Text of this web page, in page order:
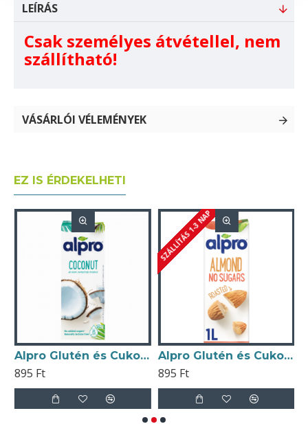
LEÍRÁS
Csak személyes átvétellel, nem
szállítható!
VÁSÁRLÓI VÉLEMÉNYEK
EZ IS ÉRDEKELHETI
Alpro Glutén és Cukormentes Kókuszital Rizstejjel (5,3% kókusztejjel) 1L
895 Ft
SZÁLLÍTÁS 1-3 NAP
Alpro Glutén és Cukormentes Mandulaital (2,3%) 1000ml
895 Ft